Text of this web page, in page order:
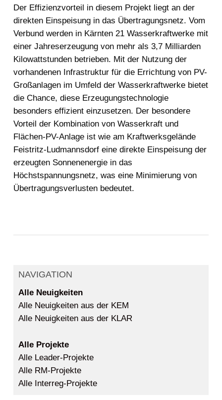
Der Effizienzvorteil in diesem Projekt liegt an der
direkten Einspeisung in das Übertragungsnetz. Vom
Verbund werden in Kärnten 21 Wasserkraftwerke mit
einer Jahreserzeugung von mehr als 3,7 Milliarden
Kilowattstunden betrieben. Mit der Nutzung der
vorhandenen Infrastruktur für die Errichtung von PV-
Großanlagen im Umfeld der Wasserkraftwerke bietet
die Chance, diese Erzeugungstechnologie
besonders effizient einzusetzen. Der besondere
Vorteil der Kombination von Wasserkraft und
Flächen-PV-Anlage ist wie am Kraftwerksgelände
Feistritz-Ludmannsdorf eine direkte Einspeisung der
erzeugten Sonnenenergie in das
Höchstspannungsnetz, was eine Minimierung von
Übertragungsverlusten bedeutet.
NAVIGATION
Alle Neuigkeiten
Alle Neuigkeiten aus der KEM
Alle Neuigkeiten aus der KLAR
Alle Projekte
Alle Leader-Projekte
Alle RM-Projekte
Alle Interreg-Projekte